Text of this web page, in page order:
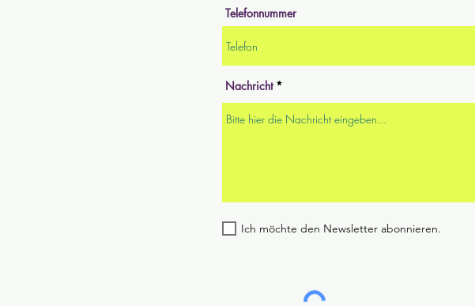
Telefonnummer
Nachricht
Ich möchte den Newsletter abonnieren.